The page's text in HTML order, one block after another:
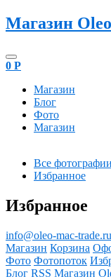
Магазин
0 Р
Магазин
Блог
Фото
Магазин
Все фотографии
Избранное
Избранное
info@oleo-mac-trade.ru
Магазин Корзина
Фото Фотопоток
Блог RSS Магазин